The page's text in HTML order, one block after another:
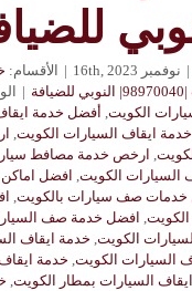
| نوفمبر 16th, 2023 | الأقسام:
|
الكويت أفضل خدمة
ايقاف السيارات الكويت
ارخص خدمة مصافط
السيارات الكويت افضل اماكن
خدمات صف سيارات بالكويت
الكويت افضل خدمة صف
الكويت خدمة ايقاف
السيارات الكويت خدمة
السيارات بمطار الكويت